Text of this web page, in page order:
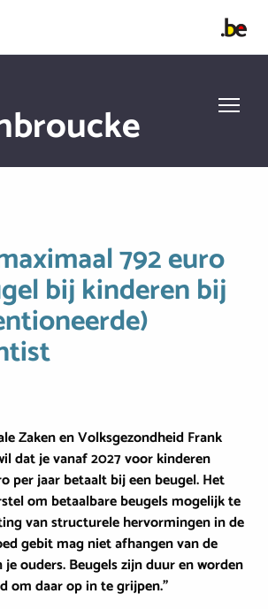
inhoud gaan
792 euro
bij kinderen bij
Zaken en Volksgezondheid Frank
dat je vanaf 2027 voor kinderen
per jaar betaalt bij een beugel. Het
om betaalbare beugels mogelijk te
van structurele hervormingen in de
gebit mag niet afhangen van de
ouders. Beugels zijn duur en worden
om daar op in te grijpen.”